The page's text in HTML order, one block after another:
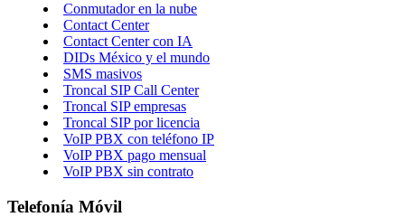
Conmutador en la nube
Contact Center
Contact Center con IA
DIDs México y el mundo
SMS masivos
Troncal SIP Call Center
Troncal SIP empresas
Troncal SIP por licencia
VoIP PBX con teléfono IP
VoIP PBX pago mensual
VoIP PBX sin contrato
Telefonía Móvil